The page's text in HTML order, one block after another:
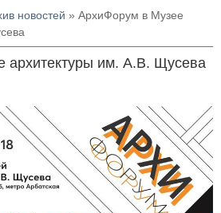
новостей » АрхиФорум в Музее
архитектуры им. А.В. Щусева